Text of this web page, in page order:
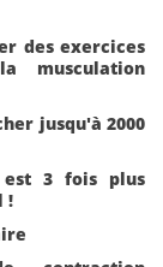
des exercices
musculation
jusqu'à 2000
est 3 fois plus
!